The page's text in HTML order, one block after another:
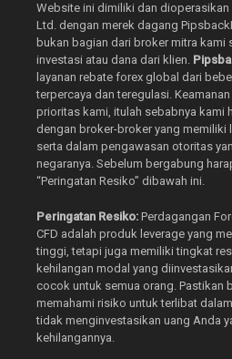
Website ini dimiliki dan dioperasikan
Ltd. dengan merek dagang
bukan bagian dari broker mitra kami
investasi atau dana dari klien.
layanan rebate forex global dari
terpercaya dan teregulasi.
prioritas kami, itulah sebabnya kami
dengan broker-broker yang memiliki
serta dalam pengawasan otoritas
negaranya. Sebelum bergabung
“Peringatan Resiko” dibawah ini.
Peringatan Resiko: Perdagangan
CFD adalah produk leverage yang
tinggi, tetapi juga memiliki tingkat
kehilangan modal yang
cocok untuk semua orang. Pastikan
memahami risiko untuk terlibat
tidak menginvestasikan uang Anda
kehilangannya.